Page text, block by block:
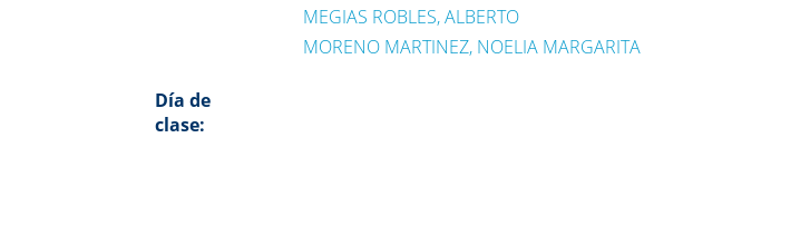
MEGIAS ROBLES, ALBERTO
MORENO MARTINEZ, NOELIA MARGARITA
Día de
clase: